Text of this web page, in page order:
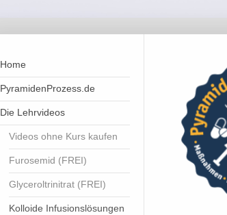
Home
PyramidenProzess.de
Die Lehrvideos
Videos ohne Kurs kaufen
Furosemid (FREI)
Glyceroltrinitrat (FREI)
Kolloide Infusionslösungen